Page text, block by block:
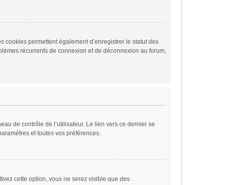
cookies permettent également d’enregistrer le statut des
récurrents de connexion et de déconnexion au forum,
de contrôle de l’utilisateur. Le lien vers ce dernier se
et toutes vos préférences.
cette option, vous ne serez visible que des